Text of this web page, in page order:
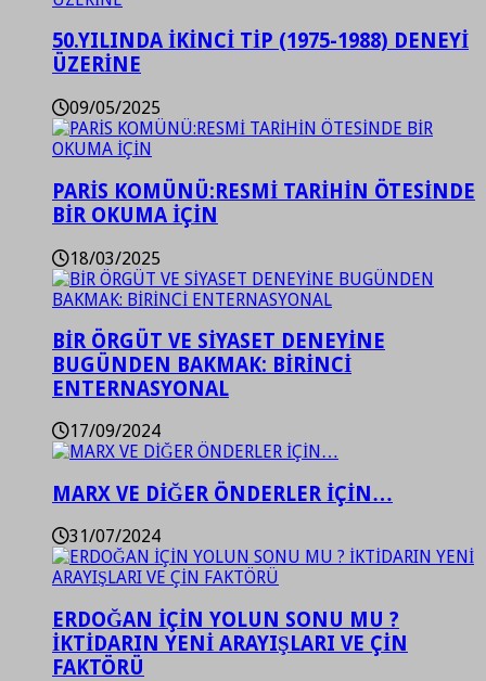
50.YILINDA İKİNCİ TİP (1975-1988) DENEYİ
ÜZERİNE
09/05/2025
PARİS KOMÜNÜ:RESMİ TARİHİN ÖTESİNDE
BİR OKUMA İÇİN
18/03/2025
BİR ÖRGÜT VE SİYASET DENEYİNE
BUGÜNDEN BAKMAK: BİRİNCİ
ENTERNASYONAL
17/09/2024
MARX VE DİĞER ÖNDERLER İÇİN…
31/07/2024
ERDOĞAN İÇİN YOLUN SONU MU ?
İKTİDARIN YENİ ARAYIŞLARI VE ÇİN
FAKTÖRÜ